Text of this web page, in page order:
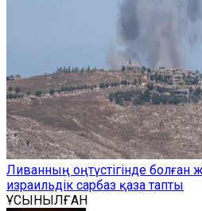
Ливанның оңтүстігінде болған
израильдік сарбаз қаза тапты
ҰСЫНЫЛҒАН